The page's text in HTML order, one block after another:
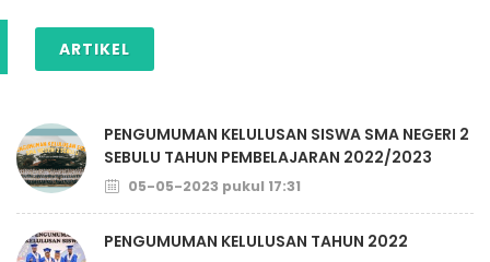
ARTIKEL
PENGUMUMAN KELULUSAN SISWA SMA NEGERI 2
SEBULU TAHUN PEMBELAJARAN 2022/2023
05-05-2023 pukul 17:31
PENGUMUMAN KELULUSAN TAHUN 2022